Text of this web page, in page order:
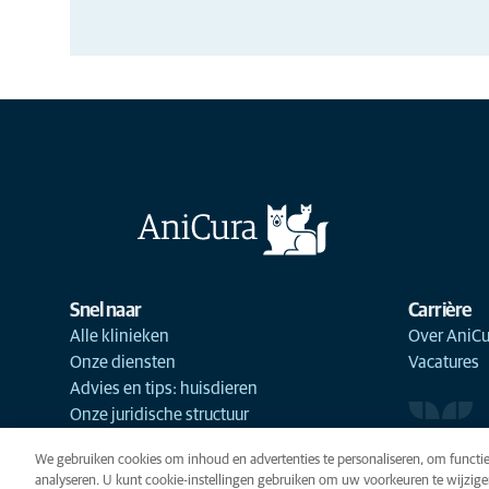
Snel naar
Alle klinieken
Onze diensten
Advies en tips: huisdieren
Onze juridische structuur
Carrière
Over
Vacatures
We gebruiken cookies om inhoud en advertenties te personaliseren, om
analyseren. U kunt cookie-instellingen gebruiken om uw voorkeuren te